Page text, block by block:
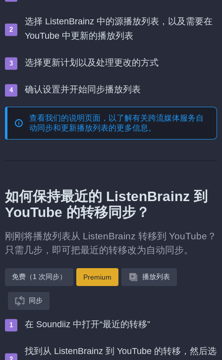
选择 ListenBrainz 中的源播放列表，以及需要在
YouTube 中更新的播放列表
选择更新计划以及处理更改的方式
确认设置并开始同步播放列表
查看我们的说明页面，以了解有关跨流媒体服务自
动同步和更新播放列表的更多信息。
如何保持最近的 ListenBrainz 到
YouTube 的转移同步？
刚刚将播放列表从 ListenBrainz 转移到 YouTube？
只需几步，即可把最近的转移改为自动同步。
免费（1 次同步） Premium 播放列表
同步
在 Soundiiz 中打开“最近的转移”
找到从 ListenBrainz 到 YouTube 的转移，然后选